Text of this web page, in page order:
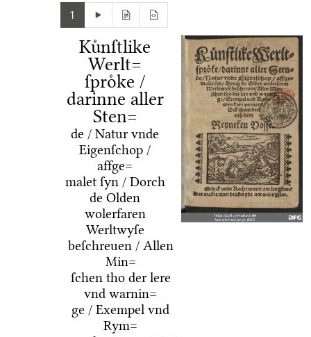
1
Kuͤnſtlike
Werlt=
ſproͤke /
darinne aller
Sten=
de / Natur vnde
Eigenſchop /
affge=
malet ſyn / Dorch
de Olden
wolerfaren
Werltwyſe
beſchreuen / Allen
Min=
ſchen tho der lere
vnd warnin=
ge / Exempel vnd
Rym=